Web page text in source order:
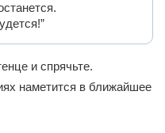
и спрячьте.
наметится в ближайшее